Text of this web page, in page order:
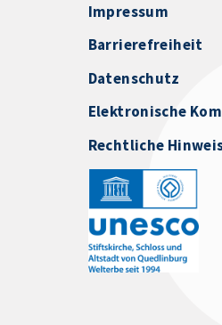
Impressum
Barrierefreiheit
Datenschutz
Elektronische
Rechtliche